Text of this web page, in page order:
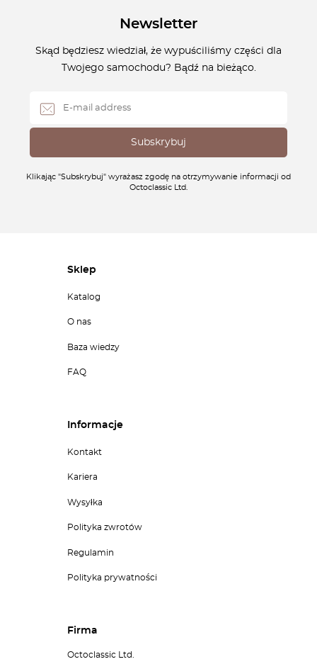
Newsletter
Skąd będziesz wiedział, że wypuściliśmy części dla
Twojego samochodu? Bądź na bieżąco.
Klikając "Subskrybuj" wyrażasz zgodę na otrzymywanie informacji od
Octoclassic Ltd.
Sklep
Katalog
O nas
Baza wiedzy
FAQ
Informacje
Kontakt
Kariera
Wysyłka
Polityka zwrotów
Regulamin
Polityka prywatności
Firma
Octoclassic Ltd.